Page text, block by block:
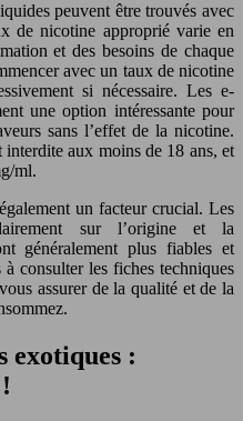
peuvent être trouvés avec
de nicotine approprié varie en
et des besoins de chaque
avec un taux de nicotine
si nécessaire. Les e-
une option intéressante pour
sans l’effet de la nicotine.
interdite aux moins de 18 ans, et
ml.
un facteur crucial. Les
sur l’origine et la
généralement plus fiables et
consulter les fiches techniques
assurer de la qualité et de la
exotiques :